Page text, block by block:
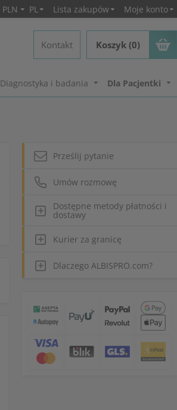
PLN PL Lista zakupów Moje konto
Kontakt Koszyk (0)
Diagnostyka i badania Dla Pacjentki
Prześlij pytanie
Umów rozmowę
Dostępne metody płatności i
dostawy
Kurier za granicę
Dlaczego ALBISPRO.com?